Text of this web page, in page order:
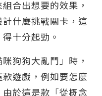
合出想要的效果，
什麼挑戰關卡，這
十分起勁。
狗狗大亂鬥」時，
遊戲，例如要怎麼
於這是款「從概念